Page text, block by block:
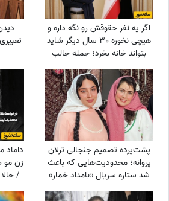
اگر یه نفر حقوقش رو نگه داره و
هیچی نخوره 30 سال دیگر شاید
بتواند خانه بخرد؛ جمله جالب
دست می‌شود
پشت‌پرده تصمیم جنجالی ترلان
پروانه؛ محدودیت‌هایی که باعث
شد ستاره سریال «بامداد خمار»
دور رفیق‌بازی را خط بکشد!
زن مو
/